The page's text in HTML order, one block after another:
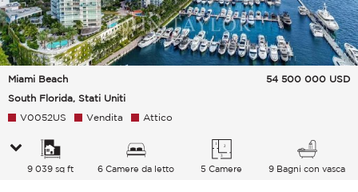
Miami Beach
South Florida, Stati Uniti
54 500 000 USD
V0052US Vendita Attico
9 039 sq ft 6 Camere da letto 5 Camere 9 Bagni con vasca